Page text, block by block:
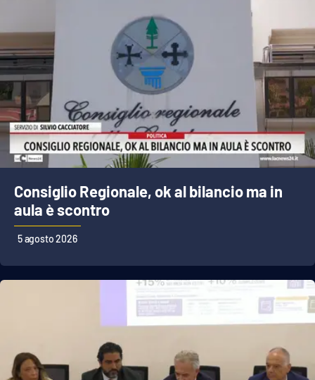
Cronaca
Cultura
Economia e Lavoro
Politica
Sanità
Società
Good Morning Vietnam
Consiglio Regionale, ok al bilancio ma in
aula è scontro
5 agosto 2026